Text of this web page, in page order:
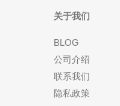
关于我们
BLOG
公司介绍
联系我们
隐私政策